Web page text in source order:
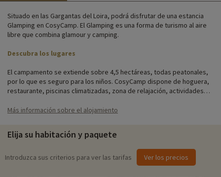
Situado en las Gargantas del Loira, podrá disfrutar de una estancia
Glamping en CosyCamp. El Glamping es una forma de turismo al aire
libre que combina glamour y camping.
Descubra los lugares
El campamento se extiende sobre 4,5 hectáreas, todas peatonales,
por lo que es seguro para los niños. CosyCamp dispone de hoguera,
restaurante, piscinas climatizadas, zona de relajación, actividades
que disfrutarás en Cosy Camp. Y si sois una familia numerosa, no lo
dudes: ¡en algunos de nuestros alojamientos pueden dormir hasta 8
personas!
Más información sobre el alojamiento
Elija su habitación y paquete
Introduzca sus criterios para ver las tarifas Ver los precios